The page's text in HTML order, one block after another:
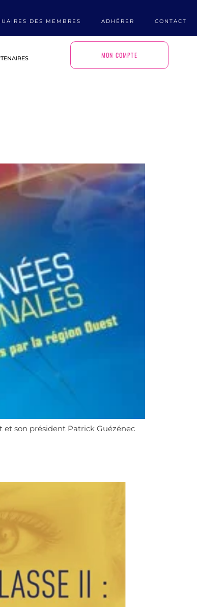
DES MEMBRES ADHÉRER CONTACT
MON COMPTE
et son président Patrick Guézénec